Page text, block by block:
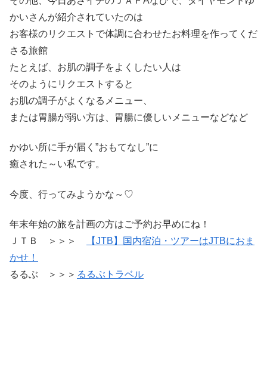
かいさんが紹介されていたのは
お客様のリクエストで体調に合わせたお料理を作ってくだ
さる旅館
たとえば、お肌の調子をよくしたい人は
そのようにリクエストすると
お肌の調子がよくなるメニュー、
または胃腸が弱い方は、胃腸に優しいメニューなどなど
かゆい所に手が届く”おもてなし”に
癒された～い私です。
今度、行ってみようかな～♡
年末年始の旅を計画の方はご予約お早めにね！
ＪＴＢ ＞＞＞
【JTB】国内宿泊・ツアーはJTBにおま
かせ！
るるぶ ＞＞＞ るるぶトラベル